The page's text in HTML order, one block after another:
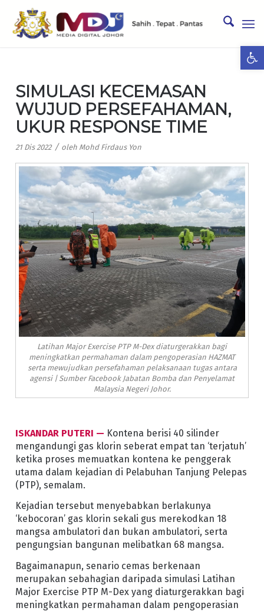
SIMULASI KECEMASAN
WUJUD PERSEFAHAMAN,
UKUR RESPONSE TIME
21 Dis 2022 / oleh Mohd Firdaus Yon
Latihan Major Exercise PTP M-Dex diaturgerakkan bagi
meningkatkan permahaman dalam pengoperasian HAZMAT
serta mewujudkan persefahaman pelaksanaan tugas antara
agensi | Sumber Facebook Jabatan Bomba dan Penyelamat
Malaysia Negeri Johor.
ISKANDAR PUTERI — Kontena berisi 40 silinder
mengandungi gas klorin seberat empat tan ‘terjatuh’
ketika proses memuatkan kontena ke penggerak
utama dalam kejadian di Pelabuhan Tanjung Pelepas
(PTP), semalam.
Kejadian tersebut menyebabkan berlakunya
‘kebocoran’ gas klorin sekali gus merekodkan 18
mangsa ambulatori dan bukan ambulatori, serta
pengungsian bangunan melibatkan 68 mangsa.
Bagaimanapun, senario cemas berkenaan
merupakan sebahagian daripada simulasi Latihan
Major Exercise PTP M-Dex yang diaturgerakkan bagi
meningkatkan permahaman dalam pengoperasian